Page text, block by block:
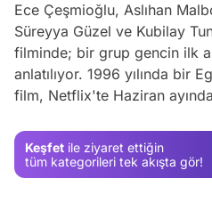
Ece Çeşmioğlu, Aslıhan
Süreyya Güzel ve Kubilay
filminde; bir grup gencin ilk
anlatılıyor. 1996 yılında bir
film, Netflix'te Haziran
Keşfet ile ziyaret ettiğin
tüm kategorileri tek akışta gör!